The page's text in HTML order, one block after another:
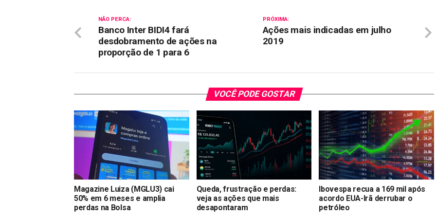
PRÓXIMA:
Ações mais indicadas em julho
2019
NÃO PERCA:
Banco Inter BIDI4 fará
desdobramento de ações na
proporção de 1 para 6
VOCÊ PODE GOSTAR
Magazine Luiza (MGLU3) cai
50% em 6 meses e amplia
perdas na Bolsa
Queda, frustração e perdas:
veja as ações que mais
desapontaram
Ibovespa recua a 169 mil após
acordo EUA-Irã derrubar o
petróleo